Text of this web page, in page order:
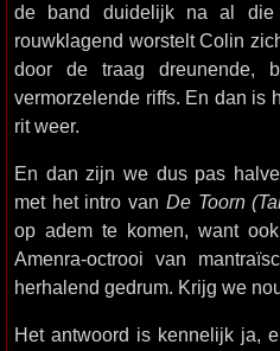
de band duidelijk na al
rouwklagend worstelt Colin
door de traag dreunende,
vermorzelende riffs. En dan is
rit weer.
En dan zijn we dus pas
met het intro van De Toorn
op adem te komen, want
Amenra-octrooi van
herhalend gedrum. Krijg we
Het antwoord is kennelijk ja,